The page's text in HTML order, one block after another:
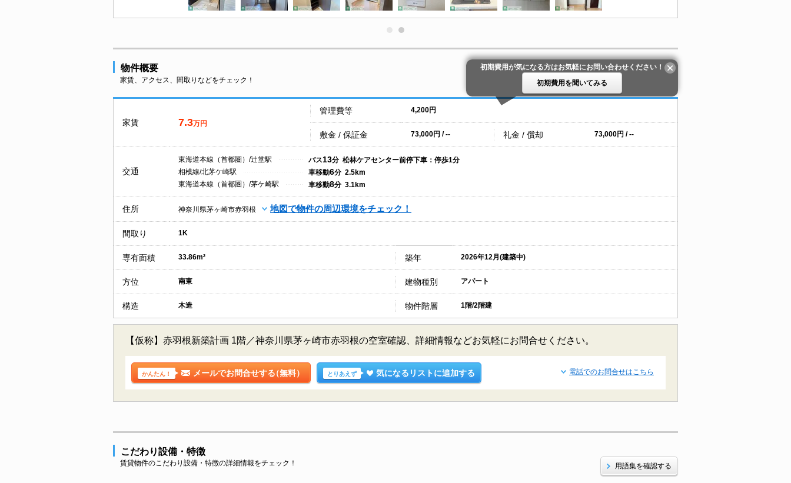
物件概要
家賃、アクセス、間取りなどをチェック！
初期費用が気になる方はお気軽にお問い合わせください！
初期費用を聞いてみる
家賃 7.3万円
管理費等 4,200円
敷金 / 保証金 73,000円 / -- 礼金 / 償却 73,000円 / --
交通
東海道本線（首都圏）/辻堂駅 バス13分 松林ケアセンター前停下車：停歩1分
相模線/北茅ケ崎駅
車移動6分 2.5km
東海道本線（首都圏）/茅ケ崎駅
車移動8分 3.1km
住所 神奈川県茅ヶ崎市赤羽根 地図で物件の周辺環境をチェック！
間取り 1K
専有面積 33.86m² 築年 2026年12月(建築中)
方位 南東 建物種別 アパート
構造 木造 物件階層 1階/2階建
【仮称】赤羽根新築計画 1階／神奈川県茅ヶ崎市赤羽根の空室確認、詳細情報などお気軽にお問合せください。
かんたん！ メールでお問合せする（無料） とりあえず 気になるリストに追加する 電話でのお問合せはこちら
こだわり設備・特徴
賃貸物件のこだわり設備・特徴の詳細情報をチェック！ 用語集を確認する